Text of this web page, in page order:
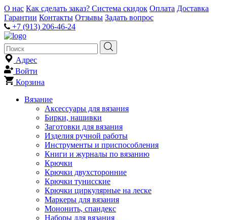
О нас Как сделать заказ? Система скидок Оплата Доставка
Гарантии Контакты Отзывы Задать вопрос
+7 (913) 206-46-24
Адрес
Войти
Корзина
Вязание
Аксессуары для вязания
Бирки, нашивки
Заготовки для вязания
Изделия ручной работы
Инструменты и приспособления
Книги и журналы по вязанию
Крючки
Крючки двухсторонние
Крючки тунисские
Крючки циркулярные на леске
Маркеры для вязания
Мононить, спандекс
Наборы для вязания